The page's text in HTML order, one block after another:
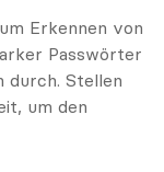
Erkennen von
Passwörter
durch. Stellen
um den